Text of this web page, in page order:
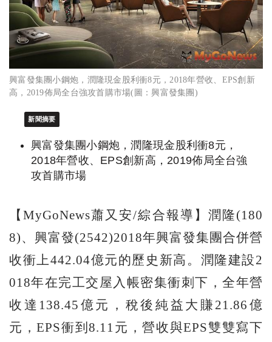
興富發集團小鋼炮，潤隆現金股利衝8元，2018年營收、EPS創新
高，2019佈局全台強攻首購市場(圖：興富發集團)
新聞摘要
興富發集團小鋼炮，潤隆現金股利衝8元，
2018年營收、EPS創新高，2019佈局全台強
攻首購市場
【MyGoNews蕭又安/綜合報導】潤隆(180
8)、興富發(2542)2018年興富發集團合併營
收衝上442.04億元的歷史新高。潤隆建設2
018年在完工交屋入帳密集衝刺下，全年營
收達138.45億元，稅後純益大賺21.86億
元，EPS衝到8.11元，營收與EPS雙雙寫下